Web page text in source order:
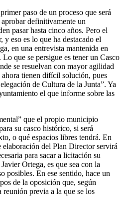
paso de un proceso que será
definitivamente un
pasar hasta cinco años. Pero el
y eso es lo que ha destacado el
en una entrevista mantenida en
Lo que se persigue es tener un Casco
se resuelvan con mayor agilidad
tienen difícil solución, pues
de Cultura de la Junta”. Ya
el que informe sobre las
que el propio municipio
su casco histórico, si será
o qué espacios libres tendrá. En
elaboración del Plan Director servirá
para sacar a licitación su
Ortega, es que sea con la
posibles. En ese sentido, hace un
de la oposición que, según
previa a la que se los